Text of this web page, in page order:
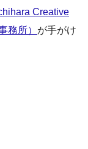
Creative
務所） が手がけ